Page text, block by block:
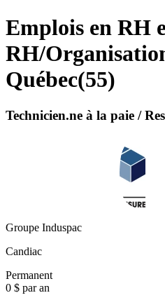
Emplois en RH
RH/
Québec(55)
Technicien.ne à la paie /
Groupe Induspac
Candiac
Permanent
0 $ par an